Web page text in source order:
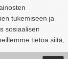
tukemiseen ja
sosiaalisen
tietoa siitä,